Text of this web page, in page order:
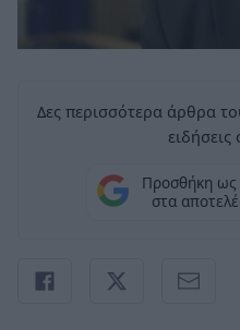
Δες περισσότερα άρθρα
Προσθήκη ως
στα